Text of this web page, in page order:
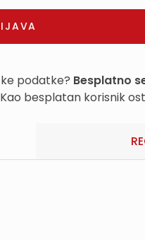
podatke? Besplatno
Kao besplatan korisnik